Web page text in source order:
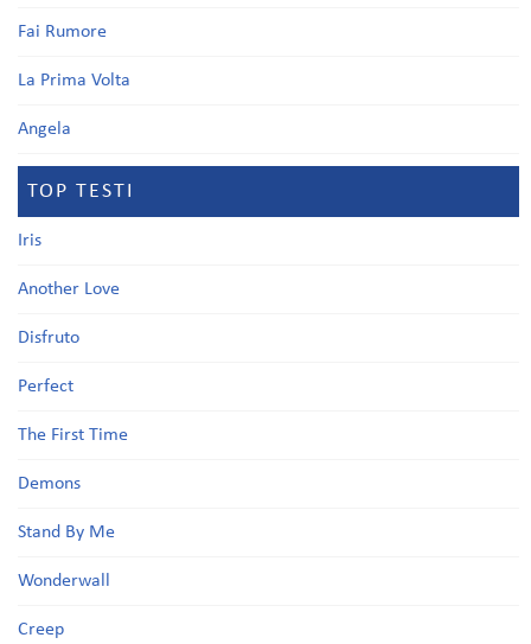
Fai Rumore
La Prima Volta
Angela
TOP TESTI
Iris
Another Love
Disfruto
Perfect
The First Time
Demons
Stand By Me
Wonderwall
Creep